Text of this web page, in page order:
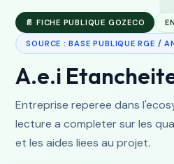
📄 FICHE PUBLIQUE GOZECO
SOURCE : BASE PUBLIQUE RGE /
A.e.i
Entreprise reperee dans
lecture a completer sur les
et les aides liees au projet.